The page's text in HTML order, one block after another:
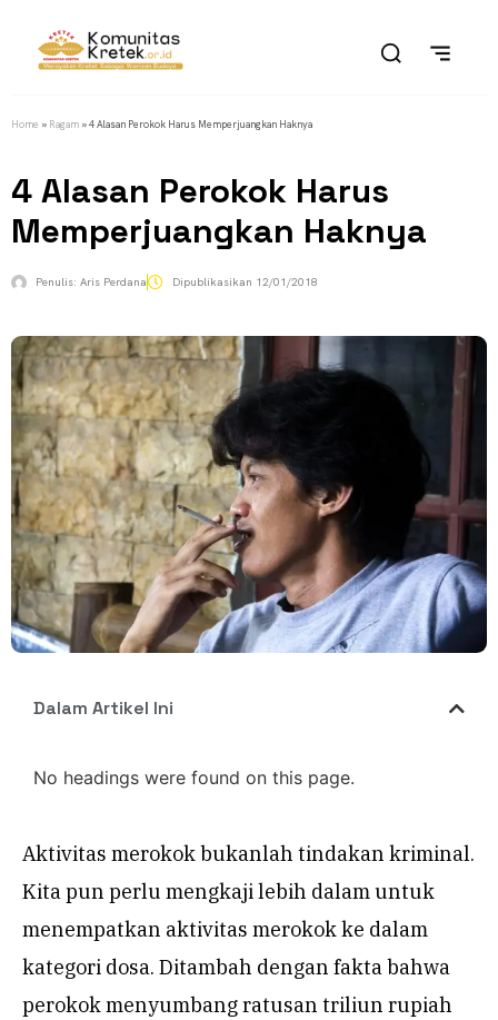
Home » Ragam »4 Alasan Perokok Harus Memperjuangkan Haknya
4 Alasan Perokok Harus
Memperjuangkan Haknya
Penulis: Aris Perdana Dipublikasikan 12/01/2018
Dalam Artikel Ini
No headings were found on this page.
Aktivitas merokok bukanlah tindakan kriminal.
Kita pun perlu mengkaji lebih dalam untuk
menempatkan aktivitas merokok ke dalam
kategori dosa. Ditambah dengan fakta bahwa
perokok menyumbang ratusan triliun rupiah